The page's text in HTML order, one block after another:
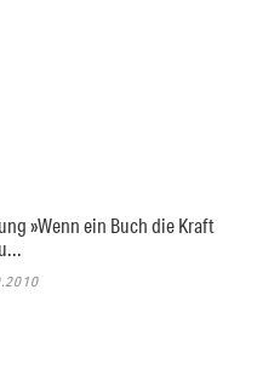
»Wenn ein Buch die Kraft